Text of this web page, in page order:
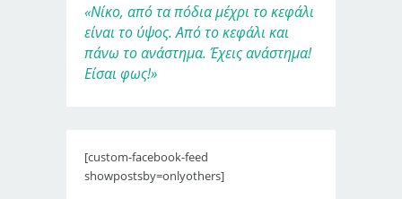
«Νίκο, από τα πόδια μέχρι το κεφάλι
είναι το ύψος. Από το κεφάλι και
πάνω το ανάστημα. Έχεις ανάστημα!
Είσαι φως!»
[custom-facebook-feed
showpostsby=onlyothers]